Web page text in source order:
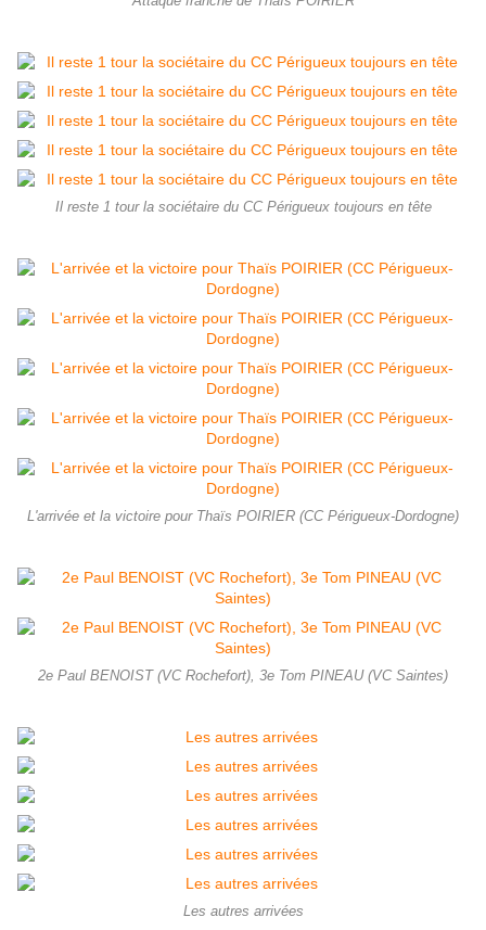
Il reste 1 tour la sociétaire du CC Périgueux toujours en tête
L'arrivée et la victoire pour Thaïs POIRIER (CC Périgueux-Dordogne)
2e Paul BENOIST (VC Rochefort), 3e Tom PINEAU (VC Saintes)
Les autres arrivées